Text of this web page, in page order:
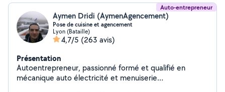
Auto-entrepreneur
Aymen Dridi (AymenAgencement)
Pose de cuisine et agencement
Lyon (Bataille)
4,7/5 (263 avis)
Présentation
Autoentrepreneur, passionné formé et qualifié en
mécanique auto électricité et menuiserie